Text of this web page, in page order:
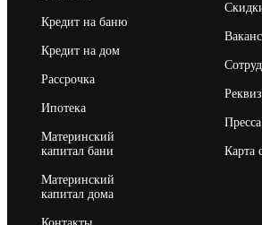
Кредит на баню
Кредит на дом
Рассрочка
Ипотека
Материнский
капитал бани
Материнский
капитал дома
Карта